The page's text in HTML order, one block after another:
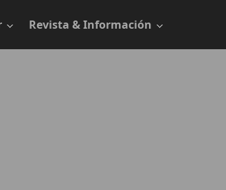
Revista & Información